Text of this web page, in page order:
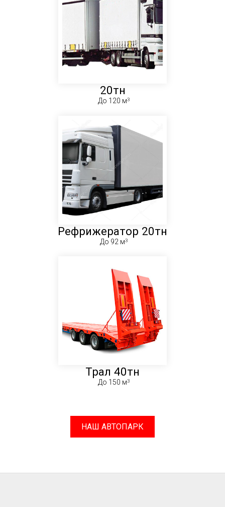
20тн
До 120 м
Рефрижератор 20тн
До 92 м
Трал 40тн
До 150 м
НАШ АВТОПАРК